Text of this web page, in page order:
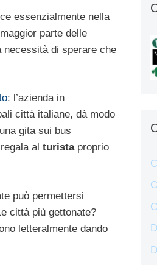
essenzialmente nella
parte delle
necessità di sperare che
: l’azienda in
città italiane, dà modo
gita sui bus
al turistaproprio
può permettersi
città più gettonate?
letteralmente dando